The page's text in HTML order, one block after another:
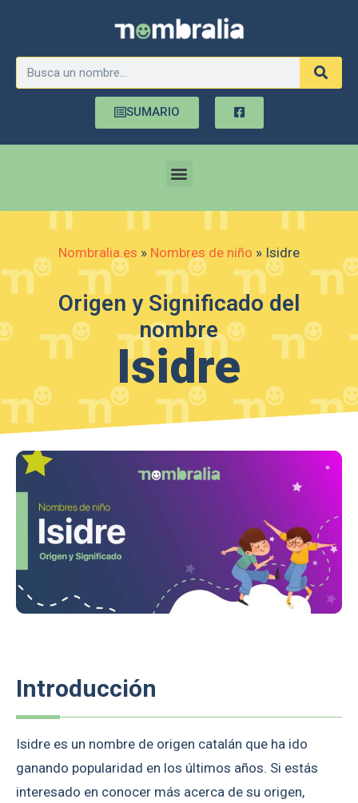
SUMARIO
Nombralia.es » Nombres de niño » Isidre
Origen y Significado del
nombre
Isidre
Introducción
Isidre es un nombre de origen catalán que ha ido
ganando popularidad en los últimos años. Si estás
interesado en conocer más acerca de su origen,